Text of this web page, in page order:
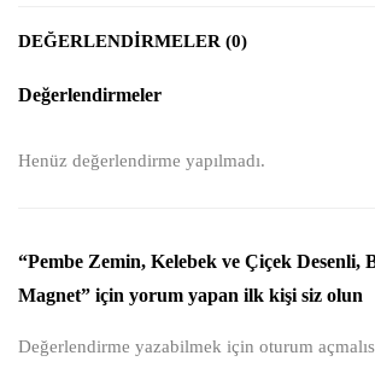
DEĞERLENDIRMELER (0)
Değerlendirmeler
Henüz değerlendirme yapılmadı.
“Pembe Zemin, Kelebek ve Çiçek Desenli,
Magnet” için yorum yapan ilk kişi siz olun
Değerlendirme yazabilmek için oturum